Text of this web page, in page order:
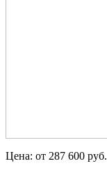
Цена: от 287 600 руб.